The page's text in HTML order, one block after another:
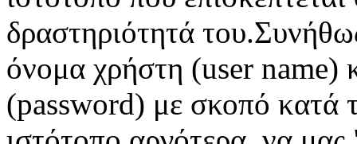
δραστηριότητά
όνομα χρήστη (user name)
(password) με σκοπό κατά